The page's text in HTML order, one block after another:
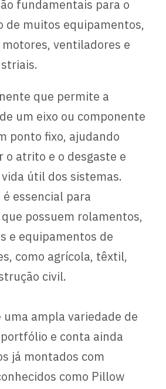
fundamentais para o
de muitos equipamentos,
ventiladores e
que permite a
um eixo ou componente
ponto fixo, ajudando
o atrito e o desgaste e
útil dos sistemas.
essencial para
possuem rolamentos,
e equipamentos de
como agrícola, têxtil,
civil.
ampla variedade de
e conta ainda
já montados com
como Pillow